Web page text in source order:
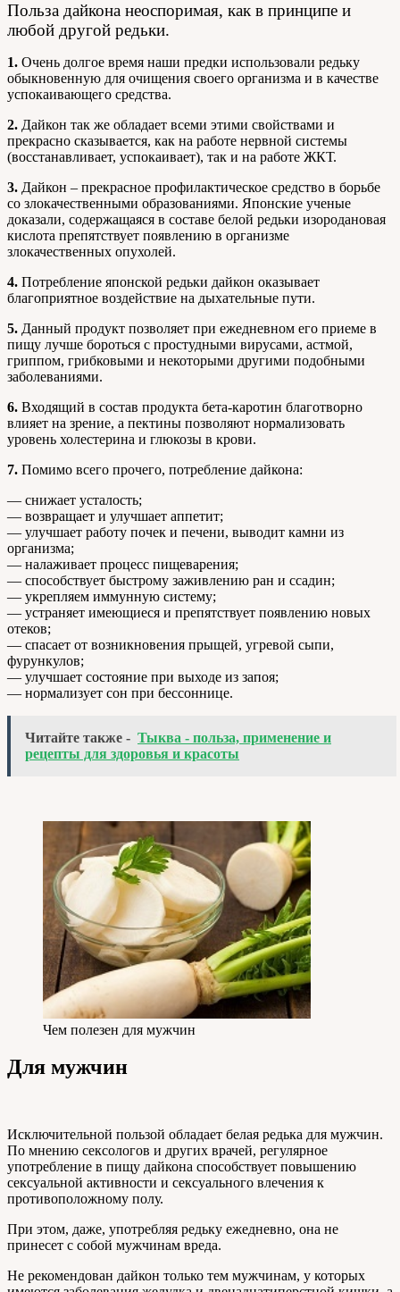
Польза дайкона неоспоримая, как в принципе и
любой другой редьки.
1. Очень долгое время наши предки использовали редьку
обыкновенную для очищения своего организма и в качестве
успокаивающего средства.
2. Дайкон так же обладает всеми этими свойствами и
прекрасно сказывается, как на работе нервной системы
(восстанавливает, успокаивает), так и на работе ЖКТ.
3. Дайкон – прекрасное профилактическое средство в борьбе
со злокачественными образованиями. Японские ученые
доказали, содержащаяся в составе белой редьки изородановая
кислота препятствует появлению в организме
злокачественных опухолей.
4. Потребление японской редьки дайкон оказывает
благоприятное воздействие на дыхательные пути.
5. Данный продукт позволяет при ежедневном его приеме в
пищу лучше бороться с простудными вирусами, астмой,
гриппом, грибковыми и некоторыми другими подобными
заболеваниями.
6. Входящий в состав продукта бета-каротин благотворно
влияет на зрение, а пектины позволяют нормализовать
уровень холестерина и глюкозы в крови.
7. Помимо всего прочего, потребление дайкона:
— снижает усталость;
— возвращает и улучшает аппетит;
— улучшает работу почек и печени, выводит камни из
организма;
— налаживает процесс пищеварения;
— способствует быстрому заживлению ран и ссадин;
— укрепляем иммунную систему;
— устраняет имеющиеся и препятствует появлению новых
отеков;
— спасает от возникновения прыщей, угревой сыпи,
фурункулов;
— улучшает состояние при выходе из запоя;
— нормализует сон при бессоннице.
Читайте также - Тыква - польза, применение и
рецепты для здоровья и красоты
Чем полезен для мужчин
Для мужчин
Исключительной пользой обладает белая редька для мужчин.
По мнению сексологов и других врачей, регулярное
употребление в пищу дайкона способствует повышению
сексуальной активности и сексуального влечения к
противоположному полу.
При этом, даже, употребляя редьку ежедневно, она не
принесет с собой мужчинам вреда.
Не рекомендован дайкон только тем мужчинам, у которых